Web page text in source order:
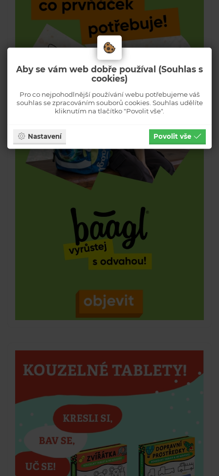
Aby se vám web dobře používal (Souhlas s
cookies)
Pro co nejpohodlnější používání webu potřebujeme váš
souhlas se zpracováním souborů cookies. Souhlas udělíte
kliknutím na tlačítko "Povolit vše".
Nastavení Povolit vše